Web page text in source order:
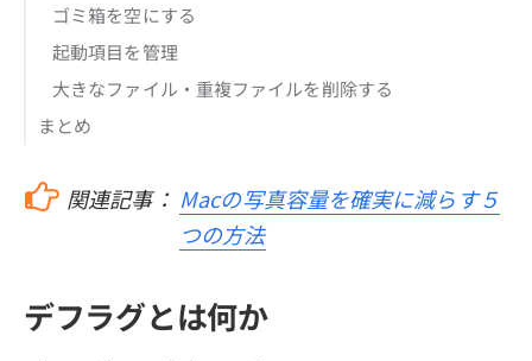
ゴミ箱を空にする
起動項目を管理
大きなファイル・重複ファイルを削除する
まとめ
関連記事： Macの写真容量を確実に減らす５
つの方法
デフラグとは何か